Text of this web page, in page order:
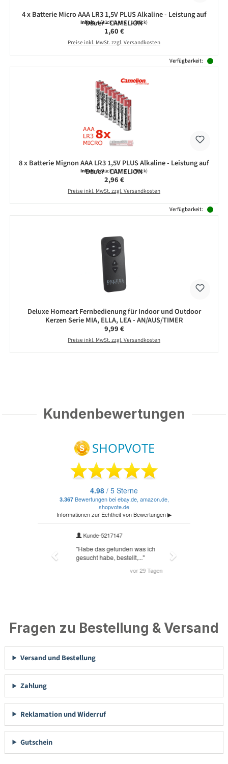
4 x Batterie Micro AAA LR3 1,5V PLUS Alkaline - Leistung auf
Dauer - CAMELION
Inhalt:4 Stück(0,40 € / 1 Stück)
Regulärer Preis:
1,60 €
Preise inkl. MwSt. zzgl. Versandkosten
Verfügbarkeit:
8 x Batterie Mignon AAA LR3 1,5V PLUS Alkaline - Leistung auf
Dauer - CAMELION
Inhalt:8 Stück(0,37 € / 1 Stück)
Regulärer Preis:
2,96 €
Preise inkl. MwSt. zzgl. Versandkosten
Verfügbarkeit:
Deluxe Homeart Fernbedienung für Indoor und Outdoor
Kerzen Serie MIA, ELLA, LEA - AN/AUS/TIMER
Regulärer Preis:
9,99 €
Preise inkl. MwSt. zzgl. Versandkosten
Kundenbewertungen
Fragen zu Bestellung & Versand
Versand und Bestellung
Zahlung
Reklamation und Widerruf
Gutschein